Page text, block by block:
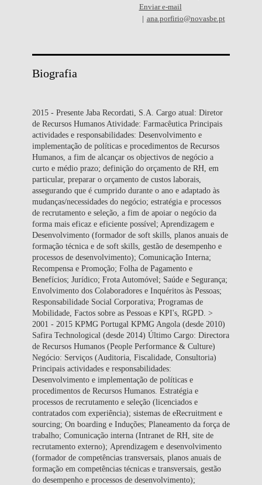
Enviar e-mail
ana.porfirio@novasbe.pt
Biografia
2015 - Presente Jaba Recordati, S.A. Cargo atual: Diretor
de Recursos Humanos Atividade: Farmacêutica Principais
actividades e responsabilidades: Desenvolvimento e
implementação de políticas e procedimentos de Recursos
Humanos, a fim de alcançar os objectivos de negócio a
curto e médio prazo; definição do orçamento de RH, em
particular, preparar o orçamento de custos laborais,
assegurando que é cumprido durante o ano e adaptado às
mudanças/necessidades do negócio; estratégia e processos
de recrutamento e seleção, a fim de apoiar o negócio da
forma mais eficaz e eficiente possível; Aprendizagem e
Desenvolvimento (formador de soft skills, planos anuais de
formação técnica e de soft skills, gestão de desempenho e
processos de desenvolvimento); Comunicação Interna;
Recompensa e Promoção; Folha de Pagamento e
Benefícios; Jurídico; Frota Automóvel; Saúde e Segurança;
Envolvimento dos Colaboradores e Inquéritos às Pessoas;
Responsabilidade Social Corporativa; Programas de
Mobilidade, Factos sobre as Pessoas e KPI's, RGPD. >
2001 - 2015 KPMG Portugal KPMG Angola (desde 2010)
Safira Technological (desde 2014) Último Cargo: Directora
de Recursos Humanos (People Performance & Culture)
Negócio: Serviços (Auditoria, Fiscalidade, Consultoria)
Principais actividades e responsabilidades:
Desenvolvimento e implementação de políticas e
procedimentos de Recursos Humanos. Estratégia e
processos de recrutamento e seleção (licenciados e
contratados com experiência); sistemas de eRecruitment e
sourcing; On boarding e Induções; Planeamento da força de
trabalho; Comunicação interna (Intranet de RH, site de
recrutamento externo); Aprendizagem e desenvolvimento
(formador de competências transversais, planos anuais de
formação em competências técnicas e transversais, gestão
do desempenho e processos de desenvolvimento);